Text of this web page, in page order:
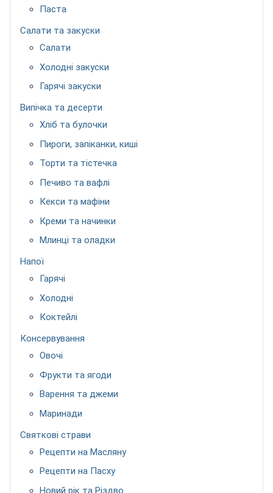
Паста
Салати та закуски
Салати
Холодні закуски
Гарячі закуски
Випічка та десерти
Хліб та булочки
Пироги, запіканки, киші
Торти та тістечка
Печиво та вафлі
Кекси та мафіни
Креми та начинки
Млинці та оладки
Напої
Гарячі
Холодні
Коктейлі
Консервування
Овочі
Фрукти та ягоди
Варення та джеми
Маринади
Святкові страви
Рецепти на Масляну
Рецепти на Пасху
Новий рік та Різдво